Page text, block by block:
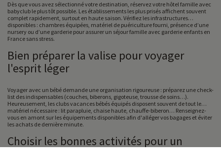
Dès que vous avez sélectionné votre destination, réservez votre hôtel famille avec
babyclub le plus tôt possible. Les établissements les plus prisés affichent souvent
complet rapidement, surtout en haute saison. Vérifiez les infrastructures
disponibles : chambres équipées, matériel de puériculture fourni, présence d’une
nursery ou d’une garderie pour assurer un séjour famille avec garderie enfants en
France sans stress.
Bien préparer la valise pour voyager
l'esprit léger
Voyager avec un bébé demande une organisation rigoureuse : préparez une check-
list des indispensables (couches, biberons, gigoteuse, trousse de soins…).
Heureusement, les clubs vacances bébés équipés disposent souvent de tout le
matériel nécessaire : lit parapluie, chaise haute, chauffe-biberon… Renseignez-
vous en amont sur les équipements disponibles afin d'alléger vos bagages et éviter
les achats de dernière minute.
Choisir les bonnes activités pour un